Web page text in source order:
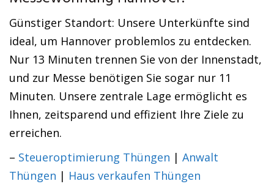
Günstiger Standort: Unsere Unterkünfte sind
ideal, um Hannover problemlos zu entdecken.
Nur 13 Minuten trennen Sie von der Innenstadt,
und zur Messe benötigen Sie sogar nur 11
Minuten. Unsere zentrale Lage ermöglicht es
Ihnen, zeitsparend und effizient Ihre Ziele zu
erreichen.
– Steueroptimierung Thüngen | Anwalt
Thüngen | Haus verkaufen Thüngen